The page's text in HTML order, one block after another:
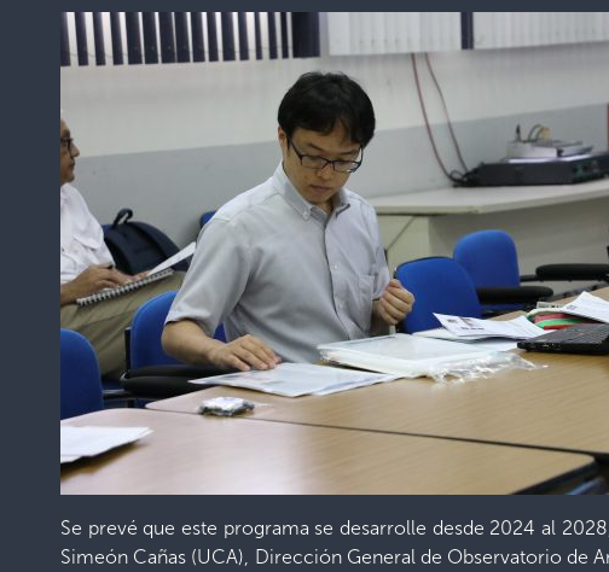
Se prevé que este programa se desarrolle desde 2024 al
Simeón Cañas (UCA), Dirección General de Observatorio de